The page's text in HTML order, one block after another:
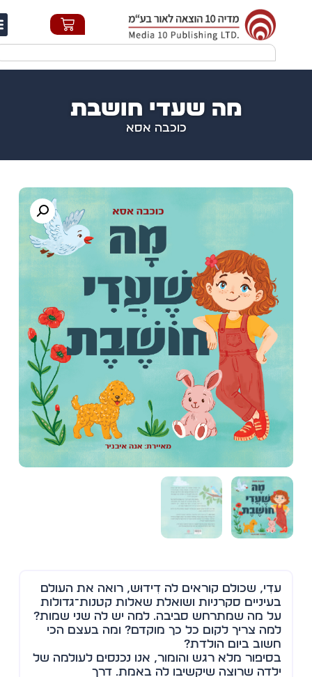
מה שעדי חושבת
כוכבה אסא
עדִי, שכולם קוראים לה דִידוּש, רואה את העולם
בעיניים סקרניות ושואלת שאלות קטנות־גדולות
על מה שמתרחש סביבה. למה יש לה שני שמות?
למה צריך לקום כל כך מוקדם? ומה בעצם הכי
חשוב ביום הולדת?
בסיפור מלא רגש והומור, אנו נכנסים לעולמה של
ילדה שרוצה שיקשיבו לה באמת. דרך